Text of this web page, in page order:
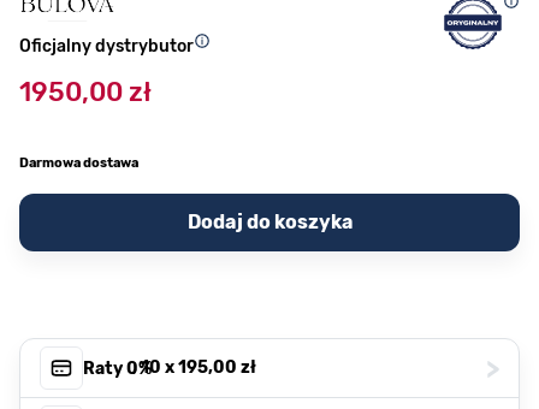
Oficjalny dystrybutor
1950,00 zł
Darmowa dostawa
Dodaj do koszyka
Raty 0%, 10 x195,00 zł >